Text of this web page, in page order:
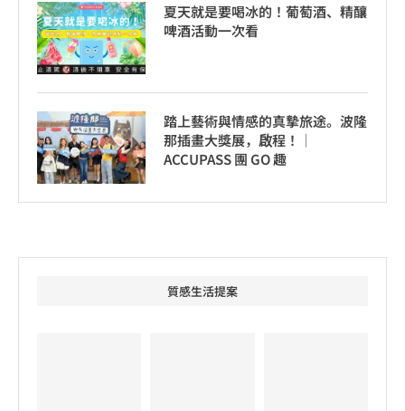
夏天就是要喝冰的！葡萄酒、精釀
啤酒活動一次看
踏上藝術與情感的真摯旅途。波隆
那插畫大獎展，啟程！│
ACCUPASS 團 GO 趣
質感生活提案